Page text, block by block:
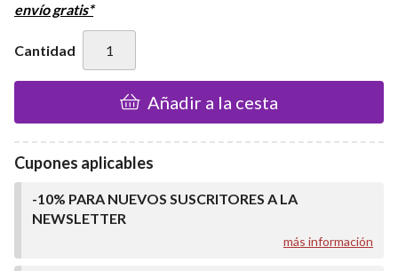
envío gratis*
Cantidad
Añadir a la cesta
Cupones aplicables
-10% PARA NUEVOS SUSCRITORES A LA
NEWSLETTER
más información